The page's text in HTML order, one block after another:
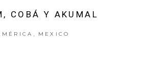
COBÁ Y AKUMAL
MEXICO